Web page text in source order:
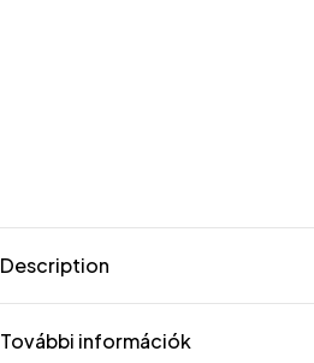
Description
További információk